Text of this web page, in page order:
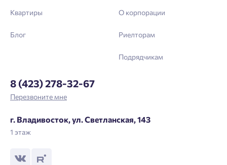
Квартиры
Блог
О корпорации
Риелторам
Подрядчикам
8 (423) 278-32-67
Перезвоните мне
г. Владивосток, ул. Светланская, 143
1 этаж